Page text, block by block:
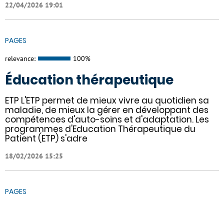
22/04/2026 19:01
PAGES
relevance: 100%
Éducation thérapeutique
ETP L'ETP permet de mieux vivre au quotidien sa
maladie, de mieux la gérer en développant des
compétences d'auto-soins et d'adaptation. Les
programmes d'Education Thérapeutique du
Patient (ETP) s'adre
18/02/2026 15:25
PAGES